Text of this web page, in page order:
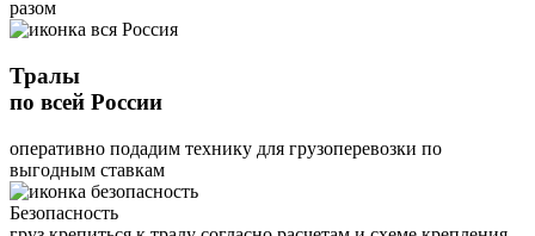
разом
Тралы
по всей России
оперативно подадим технику для грузоперевозки по
выгодным ставкам
Безопасность